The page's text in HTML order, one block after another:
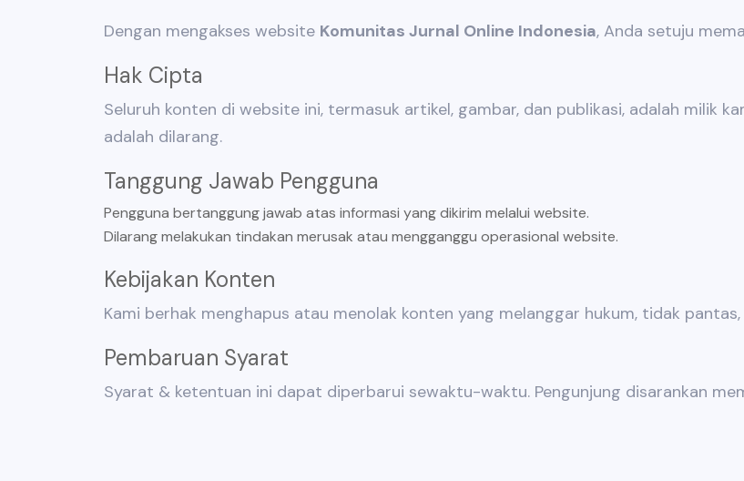
Dengan mengakses website Komunitas Jurnal Online Indonesia, Anda setuju
Hak Cipta
Seluruh konten di website ini, termasuk artikel, gambar, dan publikasi, adalah milik
adalah dilarang.
Tanggung Jawab Pengguna
Pengguna bertanggung jawab atas informasi yang dikirim melalui website.
Dilarang melakukan tindakan merusak atau mengganggu operasional website.
Kebijakan Konten
Kami berhak menghapus atau menolak konten yang melanggar hukum, tidak
Pembaruan Syarat
Syarat & ketentuan ini dapat diperbarui sewaktu-waktu. Pengunjung disarankan